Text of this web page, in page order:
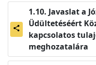
share
Javaslat a
Üdültetéséért
kapcsolatos
meghozatalára